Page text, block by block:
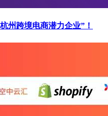
州跨境电商潜力企业”！